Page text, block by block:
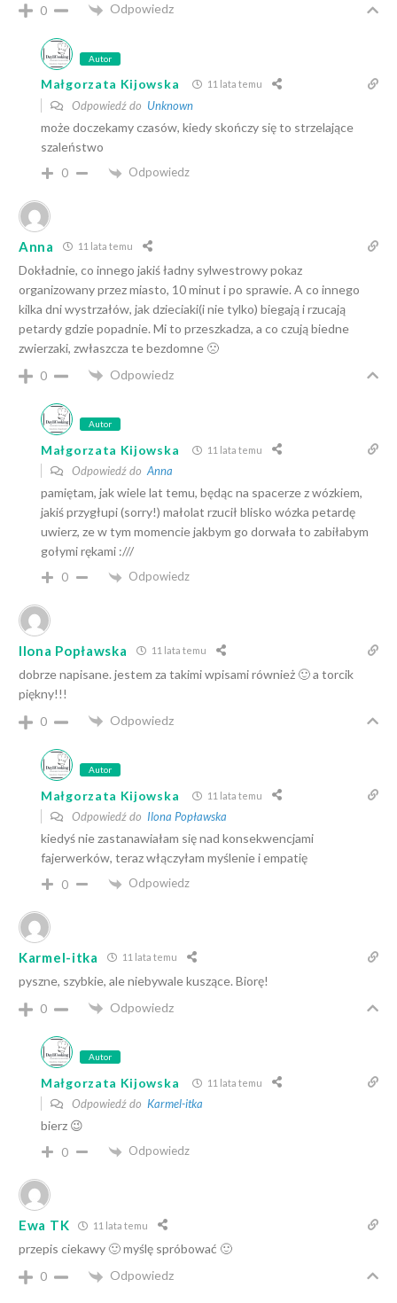
0
Odpowiedz
Autor
Małgorzata Kijowska 11 lata temu
Odpowiedź do Unknown
może doczekamy czasów, kiedy skończy się to strzelające
szaleństwo
0 Odpowiedz
Anna 11 lata temu
Dokładnie, co innego jakiś ładny sylwestrowy pokaz
organizowany przez miasto, 10 minut i po sprawie. A co innego
kilka dni wystrzałów, jak dzieciaki(i nie tylko) biegają i rzucają
petardy gdzie popadnie. Mi to przeszkadza, a co czują biedne
zwierzaki, zwłaszcza te bezdomne 🙁
0
Odpowiedz
Autor
Małgorzata Kijowska 11 lata temu
Odpowiedź do Anna
pamiętam, jak wiele lat temu, będąc na spacerze z wózkiem,
jakiś przygłupi (sorry!) małolat rzucił blisko wózka petardę
uwierz, ze w tym momencie jakbym go dorwała to zabiłabym
gołymi rękami :///
0 Odpowiedz
Ilona Popławska 11 lata temu
dobrze napisane. jestem za takimi wpisami również 🙂 a torcik
piękny!!!
0
Odpowiedz
Autor
Małgorzata Kijowska 11 lata temu
Odpowiedź do Ilona Popławska
kiedyś nie zastanawiałam się nad konsekwencjami
fajerwerków, teraz włączyłam myślenie i empatię
0 Odpowiedz
Karmel-itka 11 lata temu
pyszne, szybkie, ale niebywale kuszące. Biorę!
0
Odpowiedz
Autor
Małgorzata Kijowska 11 lata temu
Odpowiedź do Karmel-itka
bierz 😉
0 Odpowiedz
Ewa TK 11 lata temu
przepis ciekawy 🙂 myślę spróbować 🙂
0
Odpowiedz